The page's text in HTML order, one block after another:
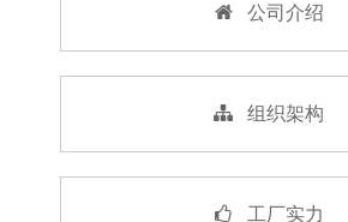
公司介绍
组织架构
工厂实力